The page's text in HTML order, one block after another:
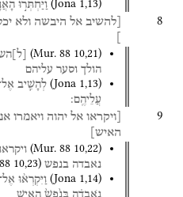
(Jona 1,13) וַיַּחְתְּר֣וּ
8 [להשיב אל היבשה ולא
(Mur. 88 10,21) ל
הולך וסער עליהם
(Jona 1,13) לְהָשִׁ֛יב
עֲלֵיהֶֽם׃
9 [ויקראו אל יהוה ויאמרו
האיש]
(Mur. 88 10,22)
נאבדה בנפש 10,23)
(Jona 1,14) וַיִּקְרְא֨וּ
נֹאבְדָ֗ה בְּנֶ֙פֶשׁ֙ הָאִ֣ישׁ